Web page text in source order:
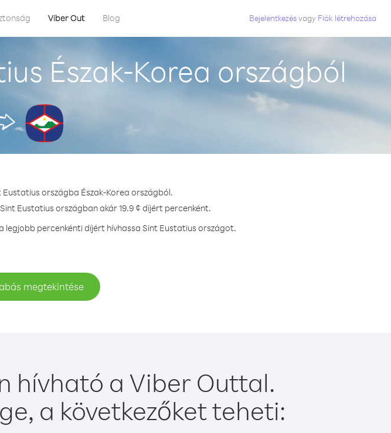
Viber Out Blog Bejelentkezésvagy Fiók létrehozása
Észak-Korea országból
országba Észak-Korea országból.
Eustatius országban akár 19.9 ¢ díjért percenként.
percenkénti díjért hívhassa Sint Eustatius országot.
megtekintése
hívható a Viber Outtal.
a következőket teheti: